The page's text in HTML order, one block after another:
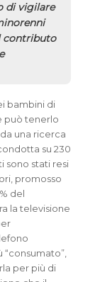
di vigilare
contributo
bambini di
può tenerlo
una ricerca
su 230
sono stati resi
promosso
del
la televisione
per più di